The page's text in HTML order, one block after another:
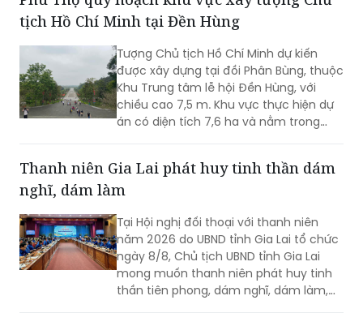
tịch Hồ Chí Minh tại Đền Hùng
Tượng Chủ tịch Hồ Chí Minh dự kiến
được xây dựng tại đồi Phân Bùng, thuộc
Khu Trung tâm lễ hội Đền Hùng, với
chiều cao 7,5 m. Khu vực thực hiện dự
án có diện tích 7,6 ha và nằm trong
Thanh niên Gia Lai phát huy tinh thần dám
nghĩ, dám làm
Tại Hội nghị đối thoại với thanh niên
năm 2026 do UBND tỉnh Gia Lai tổ chức
ngày 8/8, Chủ tịch UBND tỉnh Gia Lai
mong muốn thanh niên phát huy tinh
thần tiên phong, dám nghĩ, dám làm,